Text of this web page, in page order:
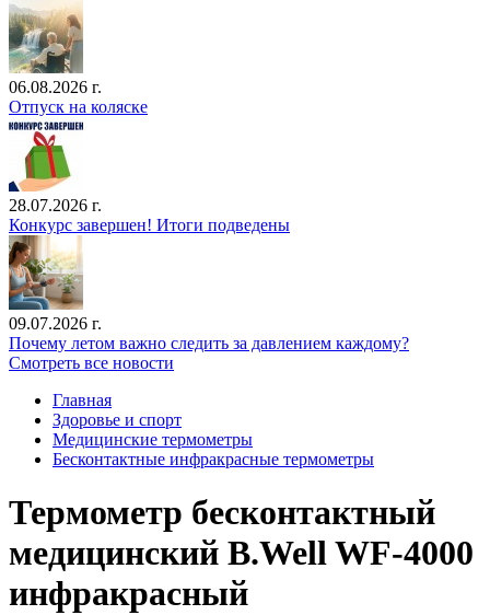
06.08.2026 г.
Отпуск на коляске
28.07.2026 г.
Конкурс завершен! Итоги подведены
09.07.2026 г.
Почему летом важно следить за давлением каждому?
Смотреть все новости
Главная
Здоровье и спорт
Медицинские термометры
Бесконтактные инфракрасные термометры
Термометр бесконтактный
медицинский B.Well WF-4000
инфракрасный